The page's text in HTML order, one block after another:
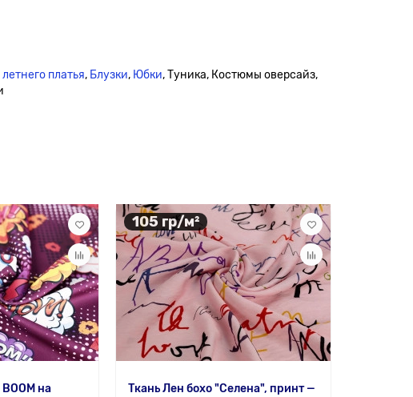
платья, Блузки, Юбки, Туника, Костюмы оверсайз,
на
105 гр/м²
Ткань Лен бохо "Селена", принт —